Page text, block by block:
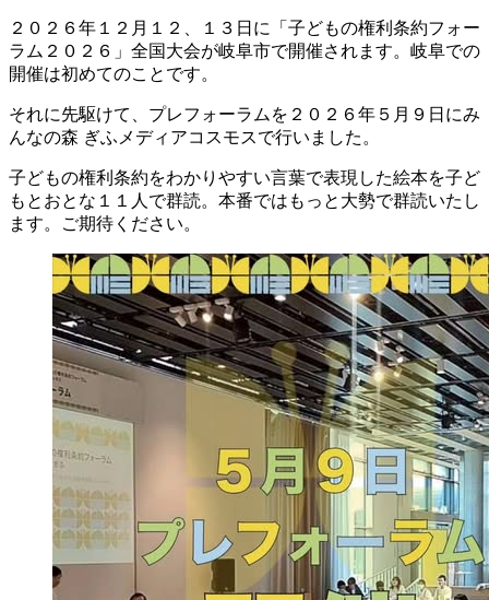
２０２６年１２月１２、１３日に「子どもの権利条約フォー
ラム２０２６」全国大会が岐阜市で開催されます。岐阜での
開催は初めてのことです。
それに先駆けて、プレフォーラムを２０２６年５月９日にみ
んなの森 ぎふメディアコスモスで行いました。
子どもの権利条約をわかりやすい言葉で表現した絵本を子ど
もとおとな１１人で群読。本番ではもっと大勢で群読いたし
ます。ご期待ください。